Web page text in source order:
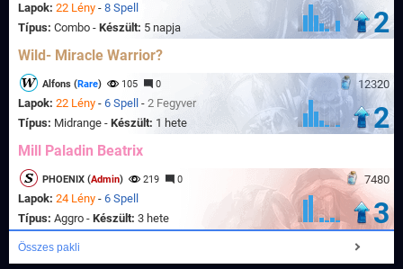
Lapok: 22 Lény - 8 Spell
Típus: Combo - Készült: 5 napja 2
Wild- Miracle Warrior?
12320
Alfons (Rare) 105 0
Lapok: 22 Lény - 6 Spell - 2 Fegyver
Típus: Midrange - Készült: 1 hete 2
Mill Paladin Beatrix
7480
PHOENIX (Admin) 219 0
Lapok: 24 Lény - 6 Spell
Típus: Aggro - Készült: 3 hete 3
Összes pakli